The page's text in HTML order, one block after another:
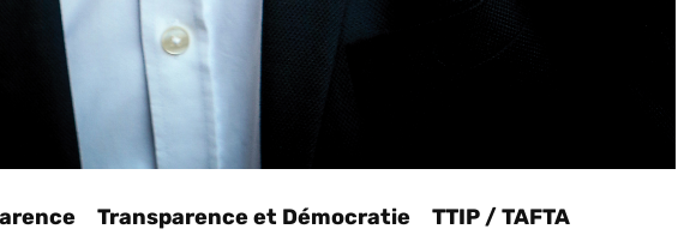
Transparence et Démocratie TTIP / TAFTA